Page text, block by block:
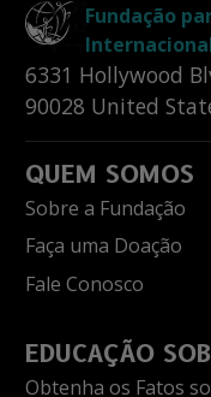
Fundação
6331 Hollywood
90028 United
QUEM SOMOS
Sobre a Fundação
Faça uma Doação
Fale Conosco
EDUCAÇÃO
Obtenha os Fatos